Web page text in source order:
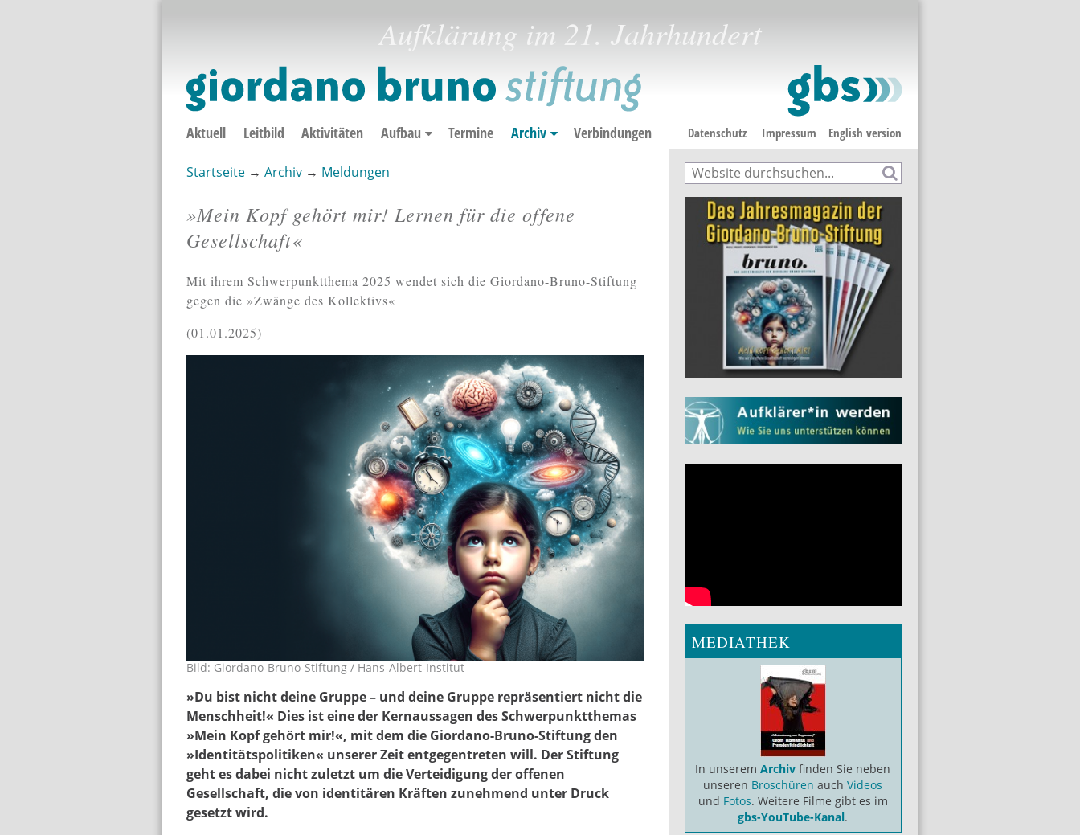
Aufklärung im 21. Jahrhundert
English version
Aktuell Leitbild Aktivitäten Aufbau Termine Archiv Verbindungen Datenschutz Impressum
Startseite→ Archiv→ Meldungen
»Mein Kopf gehört mir! Lernen für die offene
Gesellschaft«
Mit ihrem Schwerpunktthema 2025 wendet sich die Giordano-Bruno-Stiftung
gegen die »Zwänge des Kollektivs«
01.01.2025
meinkopf-3zu2.png
Bild: Giordano-Bruno-Stiftung / Hans-Albert-Institut
»Du bist nicht deine Gruppe – und deine Gruppe repräsentiert nicht die
Menschheit!« Dies ist eine der Kernaussagen des Schwerpunktthemas
»Mein Kopf gehört mir!«, mit dem die Giordano-Bruno-Stiftung den
»Identitätspolitiken« unserer Zeit entgegentreten will. Der Stiftung
geht es dabei nicht zuletzt um die Verteidigung der offenen
Gesellschaft, die von identitären Kräften zunehmend unter Druck
gesetzt wird.
Suchformular
Suche
MEDIATHEK
In unseremArchiv finden Sie neben
unseren Broschüren auch Videos
und Fotos. Weitere Filme gibt es im
gbs-YouTube-Kanal.